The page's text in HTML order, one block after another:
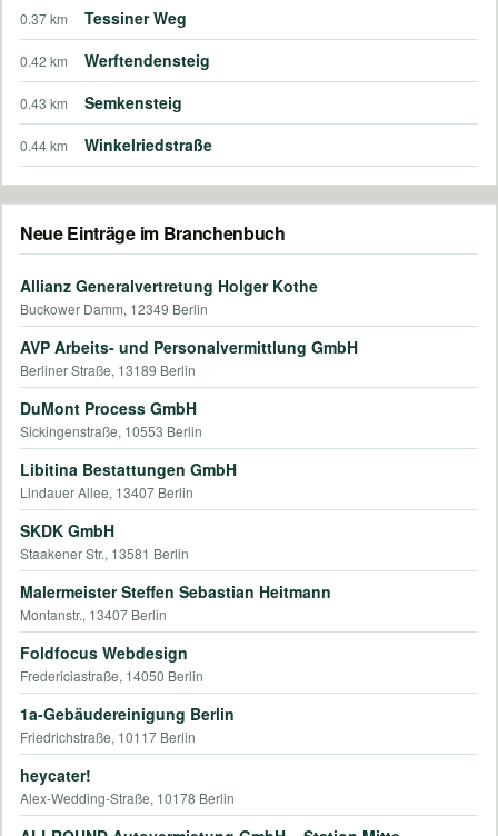
0.37 km Tessiner Weg
0.42 km Werftendensteig
0.43 km Semkensteig
0.44 km Winkelriedstraße
Neue Einträge im Branchenbuch
Allianz Generalvertretung Holger Kothe
Buckower Damm, 12349 Berlin
AVP Arbeits- und Personalvermittlung GmbH
Berliner Straße, 13189 Berlin
DuMont Process GmbH
Sickingenstraße, 10553 Berlin
Libitina Bestattungen GmbH
Lindauer Allee, 13407 Berlin
SKDK GmbH
Staakener Str., 13581 Berlin
Malermeister Steffen Sebastian Heitmann
Montanstr., 13407 Berlin
Foldfocus Webdesign
Fredericiastraße, 14050 Berlin
1a-Gebäudereinigung Berlin
Friedrichstraße, 10117 Berlin
heycater!
Alex-Wedding-Straße, 10178 Berlin